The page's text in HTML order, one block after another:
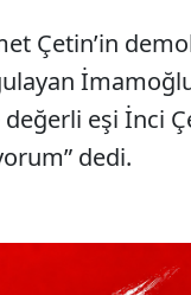
Çetin’in
eşi İnci
dedi.